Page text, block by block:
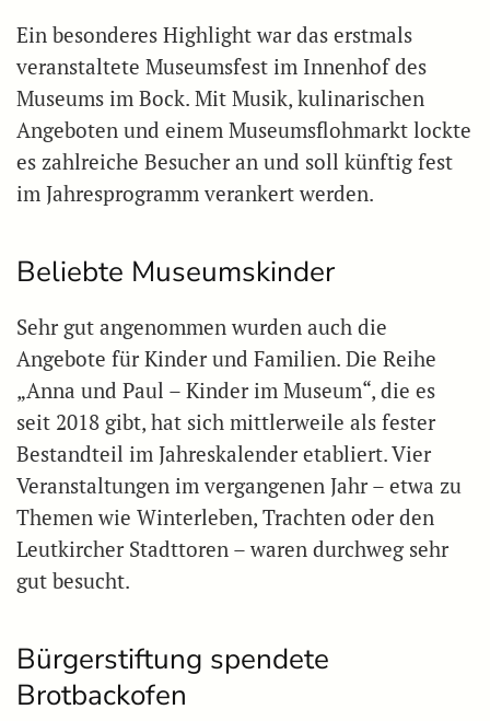
Ein besonderes Highlight war das erstmals
veranstaltete Museumsfest im Innenhof des
Museums im Bock. Mit Musik, kulinarischen
Angeboten und einem Museumsflohmarkt lockte
es zahlreiche Besucher an und soll künftig fest
im Jahresprogramm verankert werden.
Beliebte Museumskinder
Sehr gut angenommen wurden auch die
Angebote für Kinder und Familien. Die Reihe
„Anna und Paul – Kinder im Museum“, die es
seit 2018 gibt, hat sich mittlerweile als fester
Bestandteil im Jahreskalender etabliert. Vier
Veranstaltungen im vergangenen Jahr – etwa zu
Themen wie Winterleben, Trachten oder den
Leutkircher Stadttoren – waren durchweg sehr
gut besucht.
Bürgerstiftung spendete
Brotbackofen